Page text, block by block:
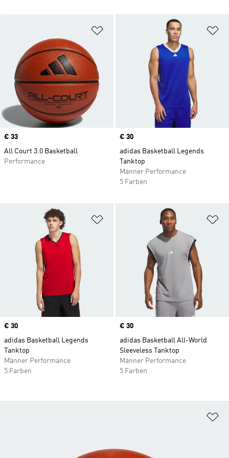
Zur Wunschliste hinzufügen
Price
€ 33
All Court 3.0 Basketball
Performance
Price
€ 30
adidas Basketball Legends
Tanktop
Männer Performance
5 Farben
Zur Wunschliste hinzufügen
Price
€ 30
adidas Basketball Legends
Tanktop
Männer Performance
5 Farben
Price
€ 30
adidas Basketball All-World
Sleeveless Tanktop
Männer Performance
5 Farben